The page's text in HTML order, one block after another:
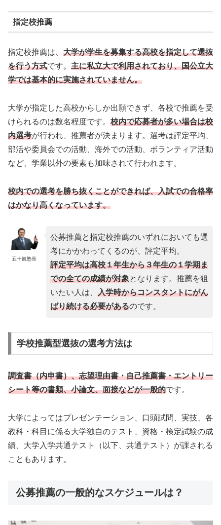
指定校推薦
指定校推薦は、 大学が学生を募集する高校を指定して選抜
を行う方式です。 主に私立大で利用されており、国公立大
学では基本的に実施されていません。
大学が指定した高校からしか出願できず、各校で推薦を受
けられるのは数名程度です。 校内で応募者が多い場合は校
内選考が行われ、推薦者が決まります。選考は評定平均、
部活や委員会での活動、海外での活動、ボランティア活動
など、学業以外の要素も加味されて行われます。
校内での選考を勝ち抜くことができれば、入試での合格率
はかなり高くなっています。
五十嵐塾長
公募推薦と指定校推薦のいずれにおいても選
考にかかわってくるのが、評定平均。
評定平均は高校１年生から３年生の１学期ま
での全ての成績が対象となります。推薦を狙
いたい人は、 入学時からコンスタントにがん
ばり続ける必要があるのです。
学校推薦型選抜の選考方法は
調査書（内申書）、志望理由書・自己推薦書・エントリー
シート等の書類、小論文、面接などが一般的です。
大学によってはプレゼンテーション、口頭試問、実技、各
教科・科目に係る大学独自のテスト、資格・検定試験の成
績、大学入学共通テスト（以下、共通テスト）が課される
こともあります。
公募推薦の一般的なスケジュールは？